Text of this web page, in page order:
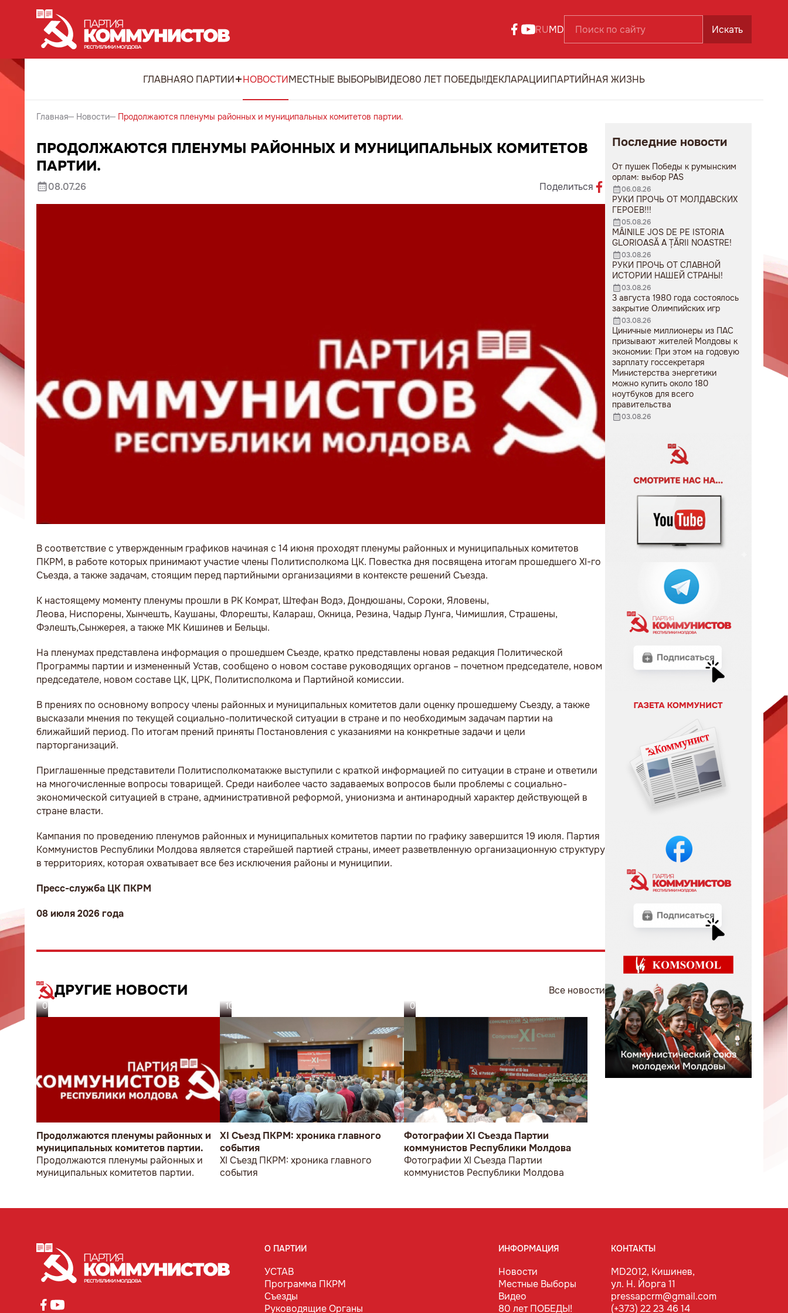
RUMD Искать
ГЛАВНАЯО ПАРТИИ НОВОСТИМЕСТНЫЕ ВЫБОРЫВИДЕО80 ЛЕТ ПОБЕДЫ!ДЕКЛАРАЦИИПАРТИЙНАЯ ЖИЗНЬ
Главная Новости Продолжаются пленумы районных и муниципальных комитетов партии.
ПРОДОЛЖАЮТСЯ ПЛЕНУМЫ РАЙОННЫХ И МУНИЦИПАЛЬНЫХ КОМИТЕТОВ
ПАРТИИ.
08.07.26 Поделиться
В соответствие с утвержденным графиков начиная с 14 июня проходят пленумы районных и муниципальных комитетов
ПКРМ, в работе которых принимают участие члены Политисполкома ЦК. Повестка дня посвящена итогам прошедшего XI-го
Съезда, а также задачам, стоящим перед партийными организациями в контексте решений Съезда.
К настоящему моменту пленумы прошли в РК Комрат, Штефан Водэ, Дондюшаны, Сороки, Яловены,
Леова, Ниспорены, Хынчешть, Каушаны, Флорешты, Калараш, Окница, Резина, Чадыр Лунга, Чимишлия, Страшены,
Фэлешть,Сынжерея, а также МК Кишинев и Бельцы.
На пленумах представлена информация о прошедшем Съезде, кратко представлены новая редакция Политической
Программы партии и измененный Устав, сообщено о новом составе руководящих органов – почетном председателе, новом
председателе, новом составе ЦК, ЦРК, Политисполкома и Партийной комиссии.
В прениях по основному вопросу члены районных и муниципальных комитетов дали оценку прошедшему Съезду, а также
высказали мнения по текущей социально-политической ситуации в стране и по необходимым задачам партии на
ближайший период. По итогам прений приняты Постановления с указаниями на конкретные задачи и цели
парторганизаций.
Приглашенные представители Политисполкоматакже выступили с краткой информацией по ситуации в стране и ответили
на многочисленные вопросы товарищей. Среди наиболее часто задаваемых вопросов были проблемы с социально-
экономической ситуацией в стране, административной реформой, унионизма и антинародный характер действующей в
стране власти.
Кампания по проведению пленумов районных и муниципальных комитетов партии по графику завершится 19 июля. Партия
Коммунистов Республики Молдова является старейшей партией страны, имеет разветвленную организационную структуру
в территориях, которая охватывает все без исключения районы и муниципии.
Пресс-служба ЦК ПКРМ
08 июля 2026 года
ДРУГИЕ НОВОСТИ Все новости
08.07.26
Продолжаются пленумы районных и
муниципальных комитетов партии.
Продолжаются пленумы районных и
муниципальных комитетов партии.
10.06.26
XI Съезд ПКРМ: хроника главного
события
XI Съезд ПКРМ: хроника главного
события
06.06.26
Фотографии XI Съезда Партии
коммунистов Республики Молдова
Фотографии XI Съезда Партии
коммунистов Республики Молдова
Последние новости
От пушек Победы к румынским
орлам: выбор PAS
06.08.26
РУКИ ПРОЧЬ ОТ МОЛДАВСКИХ
ГЕРОЕВ!!!
05.08.26
MÂINILE JOS DE PE ISTORIA
GLORIOASĂ A ȚĂRII NOASTRE!
03.08.26
РУКИ ПРОЧЬ ОТ СЛАВНОЙ
ИСТОРИИ НАШЕЙ СТРАНЫ!
03.08.26
3 августа 1980 года состоялось
закрытие Олимпийских игр
03.08.26
Циничные миллионеры из ПАС
призывают жителей Молдовы к
экономии: При этом на годовую
зарплату госсекретаря
Министерства энергетики
можно купить около 180
ноутбуков для всего
правительства
03.08.26
О ПАРТИИ
УСТАВ
Программа ПКРМ
Съезды
Руководящие Органы
ИНФОРМАЦИЯ
Новости
Местные Выборы
Видео
80 лет ПОБЕДЫ!
КОНТАКТЫ
MD2012, Кишинев,
ул. Н. Йорга 11
pressapcrm@gmail.com
(+373) 22 23 46 14